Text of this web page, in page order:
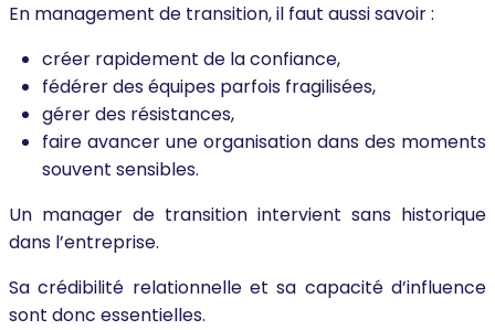
En management de transition, il faut aussi savoir :
créer rapidement de la confiance,
fédérer des équipes parfois fragilisées,
gérer des résistances,
faire avancer une organisation dans des moments
souvent sensibles.
Un manager de transition intervient sans historique
dans l’entreprise.
Sa crédibilité relationnelle et sa capacité d’influence
sont donc essentielles.